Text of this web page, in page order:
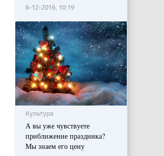
6-12-2016, 10:19
Культура
А вы уже чувствуете
приближение праздника?
Мы знаем его цену